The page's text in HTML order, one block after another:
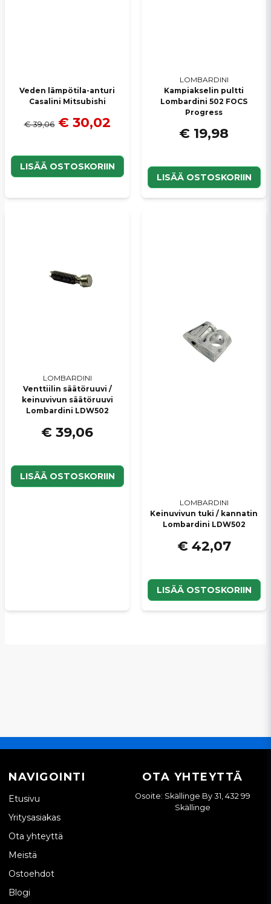
Veden lämpötila-anturi
Casalini Mitsubishi
€ 39,06 € 30,02
LISÄÄ OSTOSKORIIN
LOMBARDINI
Kampiakselin pultti
Lombardini 502 FOCS
Progress
€ 19,98
LISÄÄ OSTOSKORIIN
LOMBARDINI
Venttiilin säätöruuvi /
keinuvivun säätöruuvi
Lombardini LDW502
€ 39,06
LISÄÄ OSTOSKORIIN
LOMBARDINI
Keinuvivun tuki / kannatin
Lombardini LDW502
€ 42,07
LISÄÄ OSTOSKORIIN
NAVIGOINTI
Etusivu
Yritysasiakas
Ota yhteyttä
Meistä
Ostoehdot
Blogi
OTA YHTEYTTÄ
Osoite: Skällinge By 31, 432 99
Skällinge